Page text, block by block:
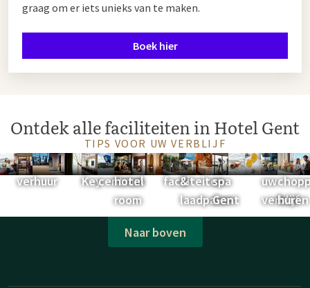
graag om er iets unieks van te maken.
Boek hier
Ontdek alle faciliteiten in Hotel Gent
TIPS VOOR UW VERBLIJF
Vespa
verhuur
ShopPetanquebaan
Kinderfaciliteiten
Green
Key
congress
centrum
Virtual
hotel
room
Restaurants
Overnachten
Alle
faciliteiten
Parkeren
&
laadpalen
Fietsverhuur
Weleda
spa
Gent
Gym Upgrade
uw
verblijf
e-
huren
Naar boven